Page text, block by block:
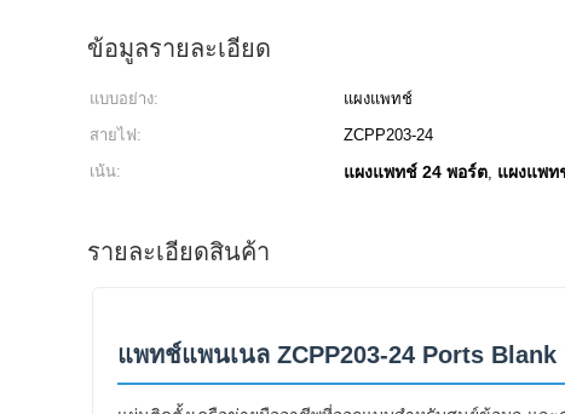
ข้อมูลรายละเอียด
แบบอย่าง: แผงแพทช์
สายไฟ:
ZCPP203-24
เน้น:
แผงแพทช์ 24 พอร์ต, แผงแพ
รายละเอียดสินค้า
แพทช์แพนเนล ZCPP203-24 Ports